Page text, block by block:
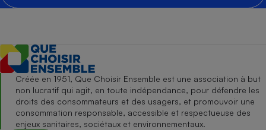
Créée en 1951, Que Choisir Ensemble est une association à but
non lucratif qui agit, en toute indépendance, pour défendre les
droits des consommateurs et des usagers, et promouvoir une
consommation responsable, accessible et respectueuse des
enjeux sanitaires, sociétaux et environnementaux.